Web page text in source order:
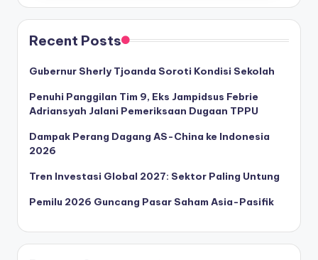
Recent Posts
Gubernur Sherly Tjoanda Soroti Kondisi Sekolah
Penuhi Panggilan Tim 9, Eks Jampidsus Febrie
Adriansyah Jalani Pemeriksaan Dugaan TPPU
Dampak Perang Dagang AS-China ke Indonesia
2026
Tren Investasi Global 2027: Sektor Paling Untung
Pemilu 2026 Guncang Pasar Saham Asia-Pasifik